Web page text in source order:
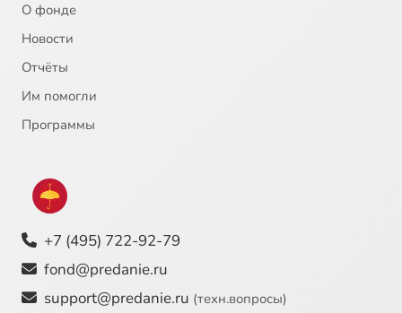
О фонде
Новости
Отчёты
Им помогли
Программы
+7 (495) 722-92-79
fond@predanie.ru
support@predanie.ru (техн.вопросы)